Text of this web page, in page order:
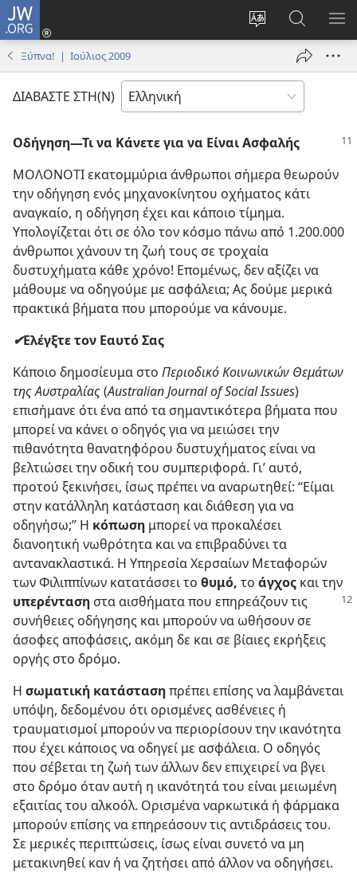
JW.ORG
Αλλαγή
γλώσσας
ιστότοπου
Σύνδεση
(ανοίγει
παράθυρο)
στο
JW.ORG
Ξύπνα! | Ιούλιος 2009
ΔΙΑΒΑΣΤΕ ΣΤΗ(Ν)
Οδήγηση​—Τι να Κάνετε για να Είναι Ασφαλής
ΜΟΛΟΝΟΤΙ εκατομμύρια άνθρωποι σήμερα θεωρούν
την οδήγηση ενός μηχανοκίνητου οχήματος κάτι
αναγκαίο, η οδήγηση έχει και κάποιο τίμημα.
Υπολογίζεται ότι σε όλο τον κόσμο πάνω από 1.200.000
άνθρωποι χάνουν τη ζωή τους σε τροχαία
δυστυχήματα κάθε χρόνο! Επομένως, δεν αξίζει να
μάθουμε να οδηγούμε με ασφάλεια; Ας δούμε μερικά
πρακτικά βήματα που μπορούμε να κάνουμε.
✔Ελέγξτε τον Εαυτό Σας
Κάποιο δημοσίευμα στο Περιοδικό Κοινωνικών Θεμάτων
της Αυστραλίας(Australian Journal of Social Issues)
επισήμανε ότι ένα από τα σημαντικότερα βήματα που
μπορεί να κάνει ο οδηγός για να μειώσει την
πιθανότητα θανατηφόρου δυστυχήματος είναι να
βελτιώσει την οδική του συμπεριφορά. Γι’ αυτό,
προτού ξεκινήσει, ίσως πρέπει να αναρωτηθεί: “Είμαι
στην κατάλληλη κατάσταση και διάθεση για να
οδηγήσω;” Η κόπωση μπορεί να προκαλέσει
διανοητική νωθρότητα και να επιβραδύνει τα
αντανακλαστικά. Η Υπηρεσία Χερσαίων Μεταφορών
των Φιλιππίνων κατατάσσει το θυμό, το άγχος και την
υπερένταση στα αισθήματα που επηρεάζουντις
συνήθειες οδήγησης και μπορούν να ωθήσουν σε
άσοφες αποφάσεις, ακόμη δε και σε βίαιες εκρήξεις
οργής στο δρόμο.
Η σωματική κατάστασηπρέπει επίσης να λαμβάνεται
υπόψη, δεδομένου ότι ορισμένες ασθένειες ή
τραυματισμοί μπορούν να περιορίσουν την ικανότητα
που έχει κάποιος να οδηγεί με ασφάλεια. Ο οδηγός
που σέβεται τη ζωή των άλλων δεν επιχειρεί να βγει
στο δρόμο όταν αυτή η ικανότητά του είναι μειωμένη
εξαιτίας του αλκοόλ. Ορισμένα ναρκωτικά ή φάρμακα
μπορούν επίσης να επηρεάσουν τις αντιδράσεις του.
Σε μερικές περιπτώσεις, ίσως είναι συνετό να μη
μετακινηθεί καν ή να ζητήσει από άλλον να οδηγήσει.